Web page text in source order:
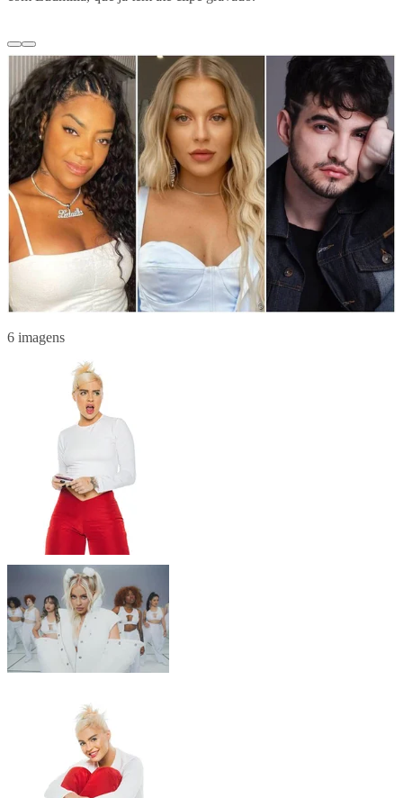
6 imagens